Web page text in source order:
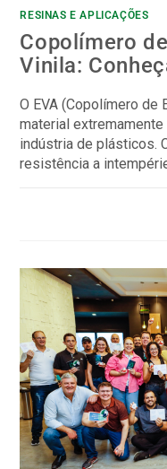
RESINAS E APLICAÇÕES
Copolímero
Vinila:
O EVA (Copolímero de
material
indústria de plásticos.
resistência a